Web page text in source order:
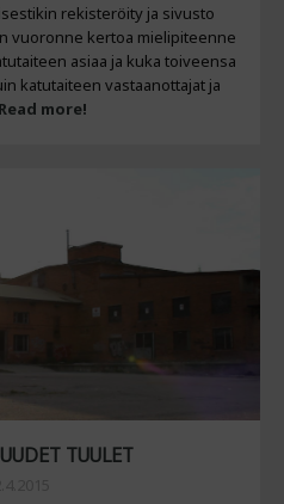
rekisteröity ja sivusto
vuoronne kertoa mielipiteenne
asiaa ja kuka toiveensa
katutaiteen vastaanottajat ja
Read more!
TUULET